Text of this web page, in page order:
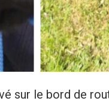
sur le bord de